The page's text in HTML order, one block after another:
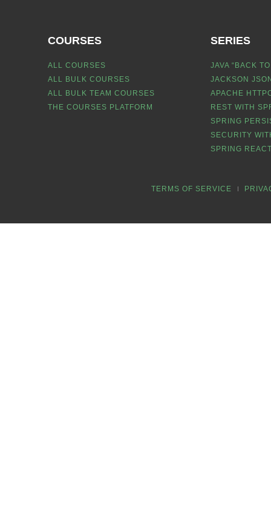
COURSES
ALL COURSES
ALL BULK COURSES
ALL BULK TEAM COURSES
THE COURSES PLATFORM
SERIES
JAVA “BACK
JACKSON
APACHE
REST WITH
SPRING
SECURITY
SPRING
TERMS OF SERVICE